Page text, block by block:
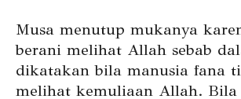
Musa menutup mukanya
berani melihat Allah sebab
dikatakan bila manusia fana
melihat kemuliaan Allah.